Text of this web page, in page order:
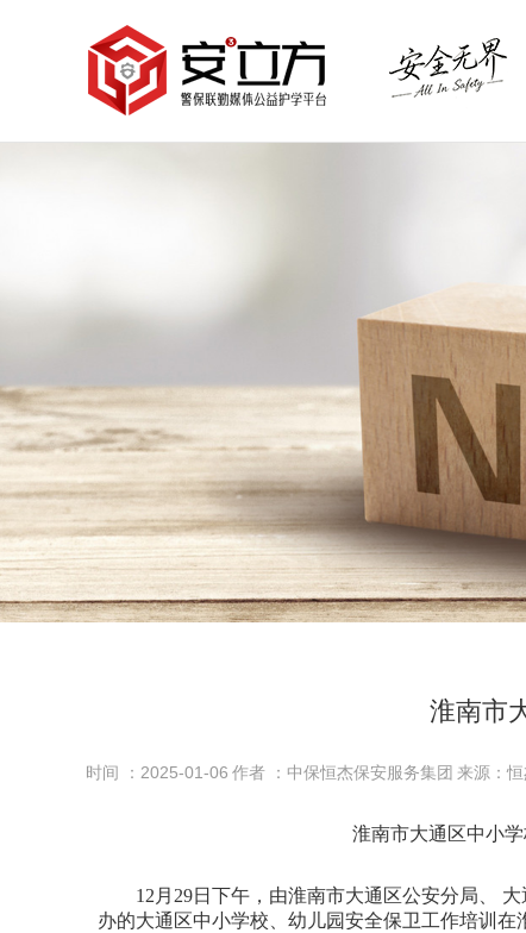
淮南市
时间 ：2025-01-06 作者 ：中保恒杰保安服务集团 来源：
淮南市大通区中小
12月29日下午，由淮南市大通区公安分局、 大
办的大通区中小学校、幼儿园安全保卫工作培训